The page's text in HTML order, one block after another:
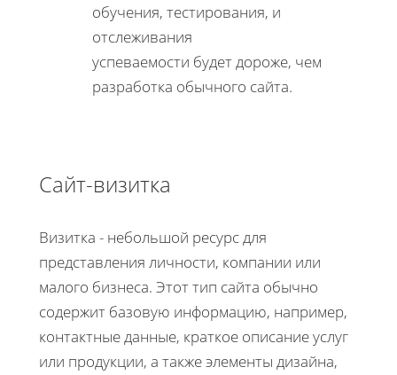
обучения, тестирования, и
отслеживания
успеваемости будет дороже, чем
разработка обычного сайта.
Сайт-визитка
Визитка - небольшой ресурс для
представления личности, компании или
малого бизнеса. Этот тип сайта обычно
содержит базовую информацию, например,
контактные данные, краткое описание услуг
или продукции, а также элементы дизайна,